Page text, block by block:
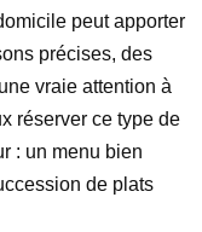
peut apporter
précises, des
vraie attention à
réserver ce type de
: un menu bien
de plats